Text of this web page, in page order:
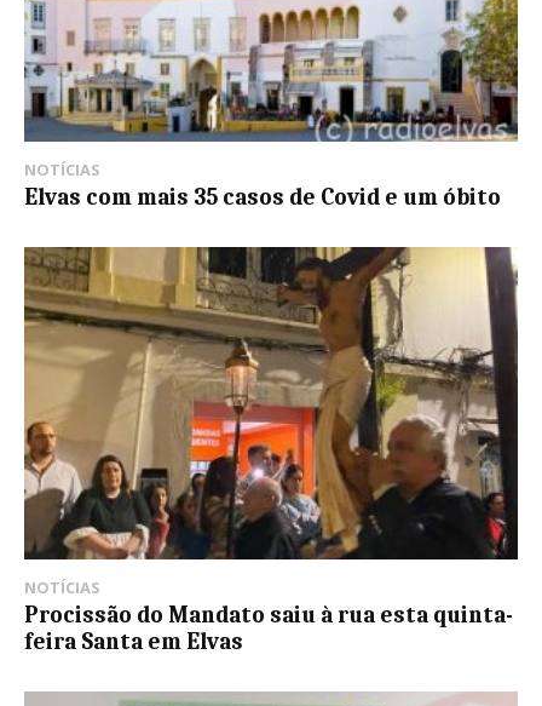
NOTÍCIAS
Elvas com mais 35 casos de Covid e um óbito
NOTÍCIAS
Procissão do Mandato saiu à rua esta quinta-
feira Santa em Elvas